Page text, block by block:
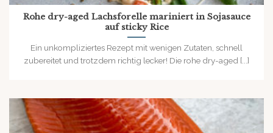
Rohe dry-aged Lachsforelle mariniert in Sojasauce
auf sticky Rice
Ein unkompliziertes Rezept mit wenigen Zutaten, schnell
zubereitet und trotzdem richtig lecker! Die rohe dry-aged [...]